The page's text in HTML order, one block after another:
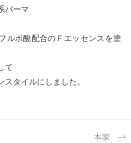
パーマ
ルボ酸配合のＦエッセンスを塗
て
タイルにしました。
本家